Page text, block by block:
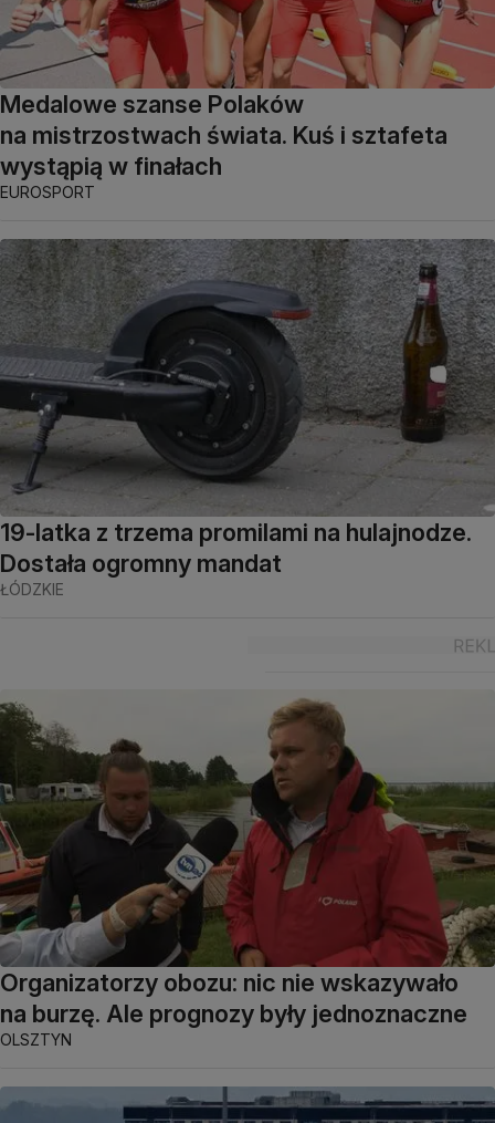
Medalowe szanse Polaków
na mistrzostwach świata. Kuś i sztafeta
wystąpią w finałach
EUROSPORT
19-latka z trzema promilami na hulajnodze.
Dostała ogromny mandat
ŁÓDZKIE
Organizatorzy obozu: nic nie wskazywało
na burzę. Ale prognozy były jednoznaczne
OLSZTYN